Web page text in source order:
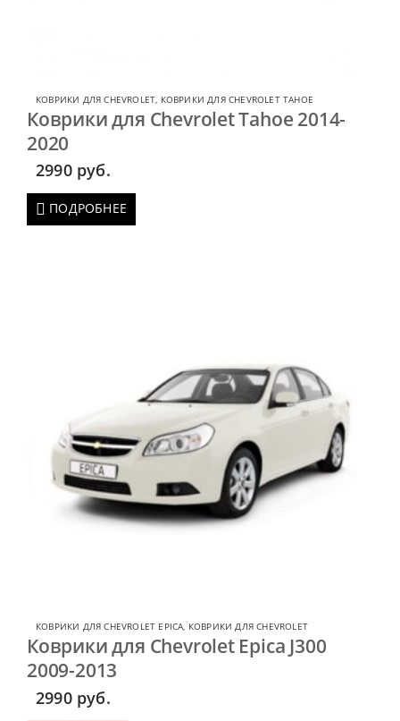
КОВРИКИ ДЛЯ CHEVROLET, КОВРИКИ ДЛЯ CHEVROLET TAHOE
Коврики для Chevrolet Tahoe 2014-
2020
2990 руб.
ПОДРОБНЕЕ
КОВРИКИ ДЛЯ CHEVROLET EPICA, КОВРИКИ ДЛЯ CHEVROLET
Коврики для Chevrolet Epica J300
2009-2013
2990 руб.